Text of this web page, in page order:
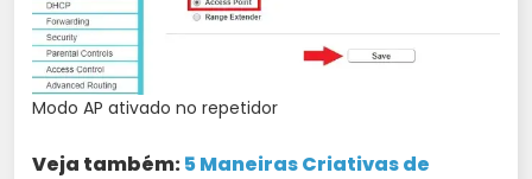
Modo AP ativado no repetidor
Veja também:5 Maneiras Criativas de